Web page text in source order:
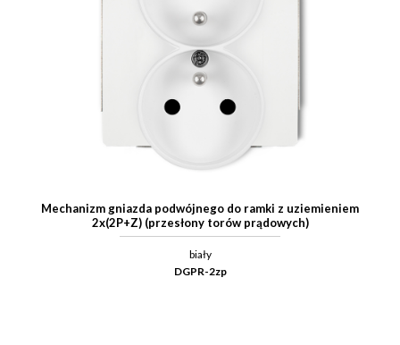
Mechanizm gniazda podwójnego do ramki z uziemieniem
2x(2P+Z) (przesłony torów prądowych)
biały
DGPR-2zp